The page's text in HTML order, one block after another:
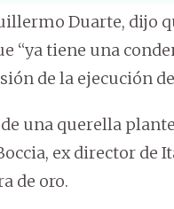
Duarte, dijo
“ya tiene una
de la ejecución
una querella
ex director de
de oro.